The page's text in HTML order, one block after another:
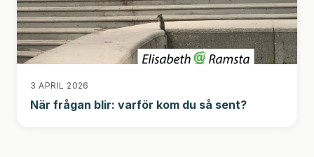
3 APRIL 2026
När frågan blir: varför kom du så sent?